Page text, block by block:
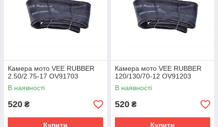
Камера мото VEE RUBBER
2.50/2.75-17 OV91703
В наявності
520 ₴
Купити
Камера мото VEE RUBBER
120/130/70-12 OV91203
В наявності
520 ₴
Купити